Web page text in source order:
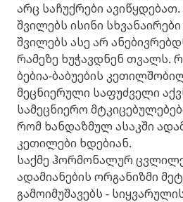
არც საჩუქრები
შვილებს ისინი
შვილებს ასე არ
რამეზე ხუჭავდნენ თვალს.
ბებია-ბაბუების
მეცნიერული საფუძველი
სამეცნიერო
რომ ხანდაზმულ ასაკში
კეთილები ხდებიან.
საქმე ჰორმონალურ
ადამიანების ორგანიზმი
გამოიმუშავებს -